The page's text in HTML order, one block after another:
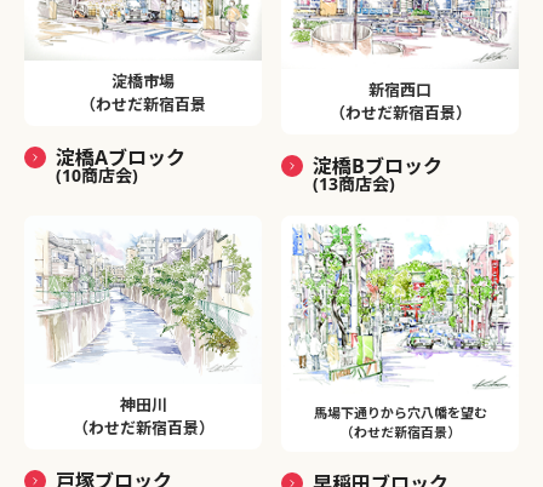
淀橋市場
（わせだ新宿百景
淀橋Aブロック
(10商店会)
新宿西口
（わせだ新宿百景）
淀橋Bブロック
(13商店会)
神田川
（わせだ新宿百景）
戸塚ブロック
馬場下通りから穴八幡を望む
（わせだ新宿百景）